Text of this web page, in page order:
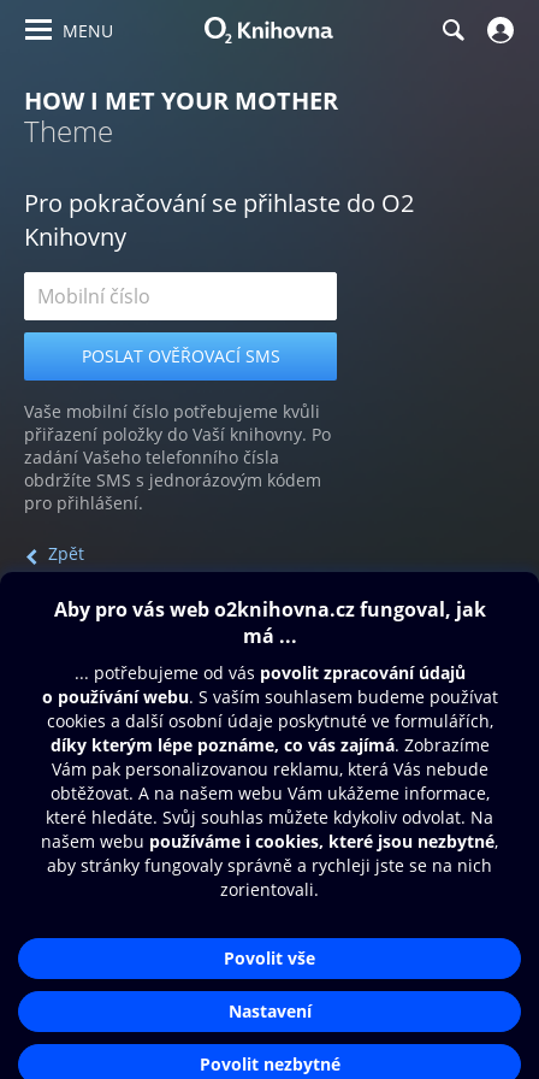
MENU
HOW I MET YOUR MOTHER
Theme
Pro pokračování se přihlaste do O2
Knihovny
Vaše mobilní číslo potřebujeme kvůli
přiřazení položky do Vaší knihovny. Po
zadání Vašeho telefonního čísla
obdržíte SMS s jednorázovým kódem
pro přihlášení.
Zpět
Obsah ke stažení
Moje O2 Knihovna
Další zábava
© O2 Czech Republic a.s.
Přístupnost
Zásady zpracování osobních údajů
Nastavení cookies
Aplikace O2 Knihovna
Čti a poslouchej své e-knihy a
audioknihy rychleji a pohodlněji.